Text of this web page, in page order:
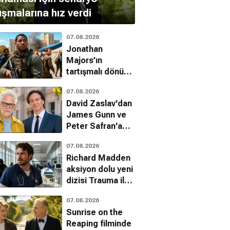
hız verdi
07.08.2026
Jonathan
Majors’ın
tartışmalı dönüşü:
Infidels fragmanı
yayınlandı
07.08.2026
David Zaslav'dan
James Gunn ve
Peter Safran'a
07.08.2026
Richard Madden
aksiyon dolu yeni
dizisi Trauma ile
07.08.2026
Sunrise on the
Reaping filminde